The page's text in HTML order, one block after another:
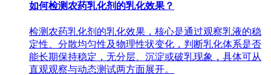
如何检测农药乳化剂的乳化效果？
检测农药乳化剂的乳化效果，核心是通过观察乳液的稳
定性、分散均匀性及物理性状变化，判断乳化体系是否
能长期保持稳定，无分层、沉淀或破乳现象，具体可从
直观观察与动态测试两方面展开。